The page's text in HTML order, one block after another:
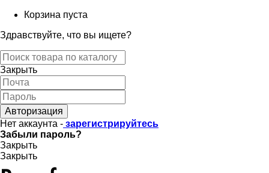
Корзина пуста
Здравствуйте, что вы ищете?
Закрыть
Авторизация
Нет аккаунта - зарегистрируйтесь
Забыли пароль?
Закрыть
Закрыть